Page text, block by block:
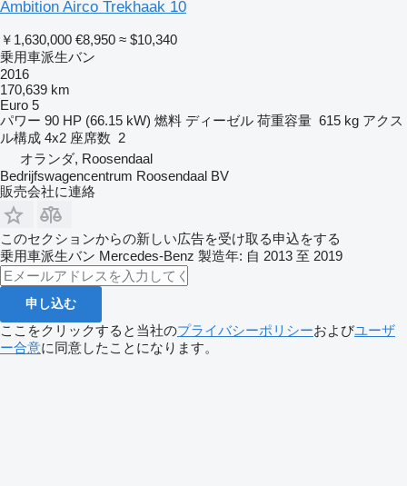
Ambition Airco Trekhaak 10
￥1,630,000 €8,950 ≈ $10,340
乗用車派生バン
2016
170,639 km
Euro 5
パワー 90 HP (66.15 kW) 燃料 ディーゼル 荷重容量 615 kg アクス
ル構成 4x2 座席数 2
オランダ, Roosendaal
Bedrijfswagencentrum Roosendaal BV
販売会社に連絡
このセクションからの新しい広告を受け取る申込をする
乗用車派生バン Mercedes-Benz 製造年: 自 2013 至 2019
申し込む
ここをクリックすると当社のプライバシーポリシーおよびユーザ
ー合意に同意したことになります。